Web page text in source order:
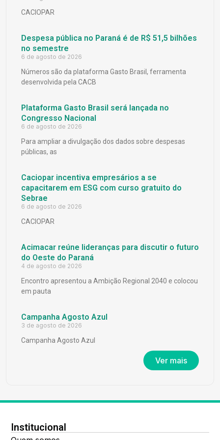
CACIOPAR
Despesa pública no Paraná é de R$ 51,5 bilhões
no semestre
6 de agosto de 2026
Números são da plataforma Gasto Brasil, ferramenta
desenvolvida pela CACB
Plataforma Gasto Brasil será lançada no
Congresso Nacional
6 de agosto de 2026
Para ampliar a divulgação dos dados sobre despesas
públicas, as
Caciopar incentiva empresários a se
capacitarem em ESG com curso gratuito do
Sebrae
6 de agosto de 2026
CACIOPAR
Acimacar reúne lideranças para discutir o futuro
do Oeste do Paraná
4 de agosto de 2026
Encontro apresentou a Ambição Regional 2040 e colocou
em pauta
Campanha Agosto Azul
3 de agosto de 2026
Campanha Agosto Azul
Ver mais
Institucional